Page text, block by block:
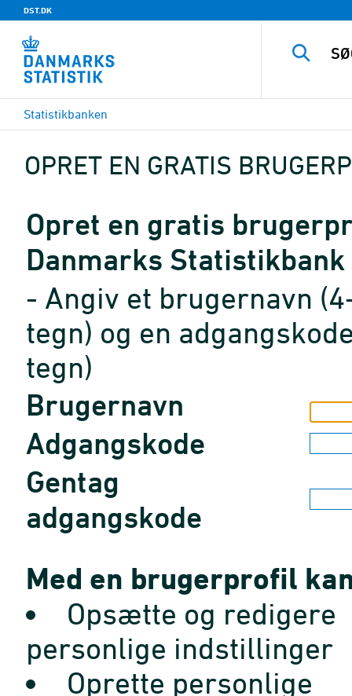
DST.DK
Statistikbanken
OPRET EN GRATIS
Opret en gratis
Danmarks Statistikbank
- Angiv et brugernavn
tegn) og en
tegn)
Brugernavn
Adgangskode
Gentag
adgangskode
Med en brugerprofil
Opsætte og redigere
personlige indstillinger
Oprette personlige